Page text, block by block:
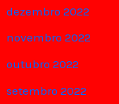
dezembro 2022
novembro 2022
outubro 2022
setembro 2022